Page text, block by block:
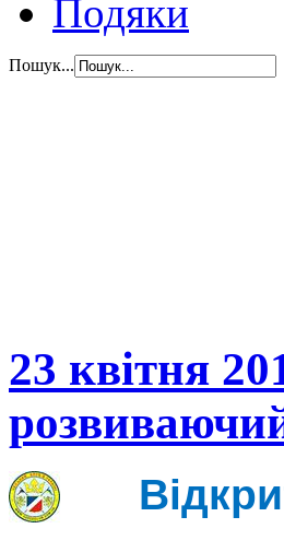
Подяки
Пошук...
23 квітня